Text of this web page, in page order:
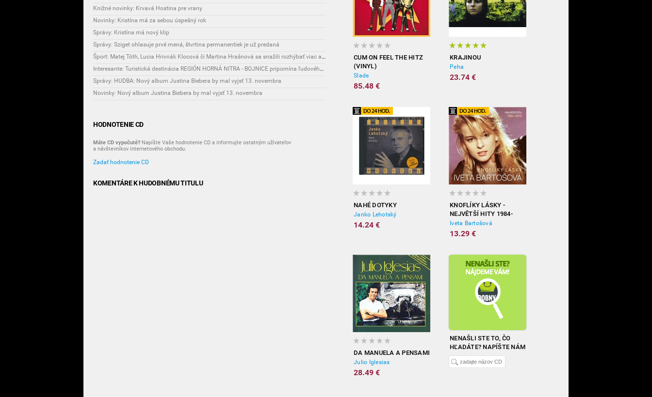
Knižné novinky: Krvavá Hostina pre vrany
Novinky: Kristína má za sebou úspešný rok
Správy: Kristína má nový klip
Správy: Sziget ohlasuje prvé mená, štvrtina permanentiek je už predaná
Šport: Matej Tóth, Lucia Hrivnák Klocová či Martina Hrašnová sa snažili rozhýbať viac ako 600 banskobystrických detí
Interesante: Turistická destinácia REGIÓN HORNÁ NITRA - BOJNICE pripomína ľudového liečiteľa Fraňa Madvu
Správy: HUDBA: Nový album Justina Biebera by mal vyjsť 13. novembra
Novinky: Nový album Justina Biebera by mal vyjsť 13. novembra
HODNOTENIE CD
Máte CD vypočuté? Napíšte Vaše hodnotenie CD a informujte ostatným užívateľov
a návštevníkov internetového obchodu.
Zadať hodnotenie CD
KOMENTÁRE K HUDOBNÉMU TITULU
CUM ON FEEL THE HITZ
(VINYL)
Slade
85.48 €
KRAJINOU
Peha
23.74 €
NAHÉ DOTYKY
Janko Lehotský
14.24 €
KNOFLÍKY LÁSKY -
NEJVĚTŠÍ HITY 1984-
2012
Iveta Bartošová
13.29 €
DA MANUELA A PENSAMI
Julio Iglesias
28.49 €
NENAŠLI STE TO, ČO
HĽADÁTE? NAPÍŠTE NÁM